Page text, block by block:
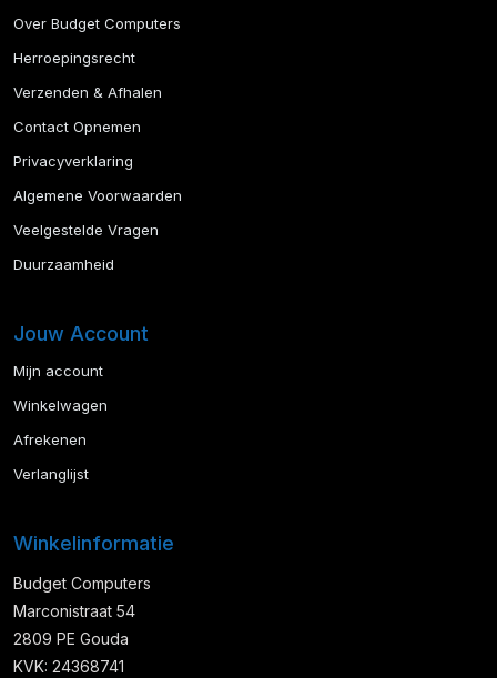
Over Budget Computers
Herroepingsrecht
Verzenden & Afhalen
Contact Opnemen
Privacyverklaring
Algemene Voorwaarden
Veelgestelde Vragen
Duurzaamheid
Jouw Account
Mijn account
Winkelwagen
Afrekenen
Verlanglijst
Winkelinformatie
Budget Computers
Marconistraat 54
2809 PE Gouda
KVK: 24368741